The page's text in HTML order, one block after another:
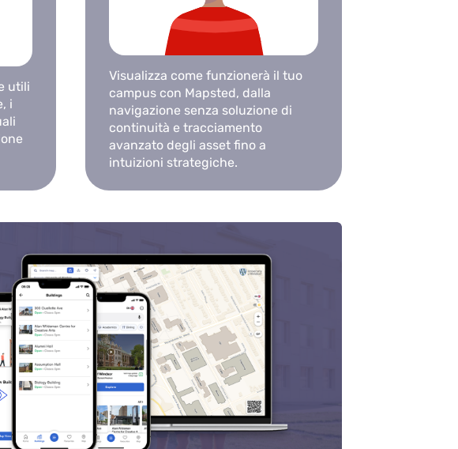
utili
i
Visualizza come funzionerà il tuo
campus con Mapsted, dalla
navigazione senza soluzione di
continuità e tracciamento
avanzato degli asset fino a
intuizioni strategiche.